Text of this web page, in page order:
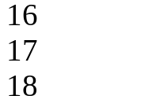
16
17
18